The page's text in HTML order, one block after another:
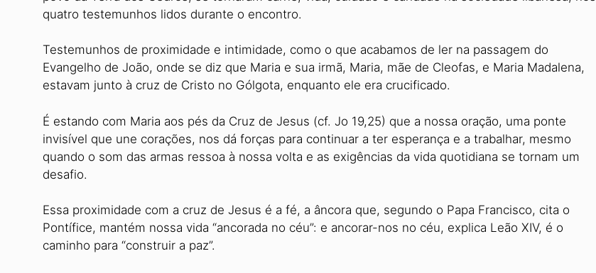
quatro testemunhos lidos durante o encontro.
Testemunhos de proximidade e intimidade, como o que acabamos de ler na passagem do
Evangelho de João, onde se diz que Maria e sua irmã, Maria, mãe de Cleofas, e Maria Madalena,
estavam junto à cruz de Cristo no Gólgota, enquanto ele era crucificado.
É estando com Maria aos pés da Cruz de Jesus (cf. Jo 19,25) que a nossa oração, uma ponte
invisível que une corações, nos dá forças para continuar a ter esperança e a trabalhar, mesmo
quando o som das armas ressoa à nossa volta e as exigências da vida quotidiana se tornam um
desafio.
Essa proximidade com a cruz de Jesus é a fé, a âncora que, segundo o Papa Francisco, cita o
Pontífice, mantém nossa vida “ancorada no céu”: e ancorar-nos no céu, explica Leão XIV, é o
caminho para “construir a paz”.